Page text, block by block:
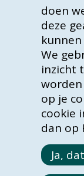
doen
deze
We
inzicht
worden
op je
cookie
dan op
Ja,